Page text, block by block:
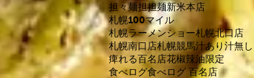
担々麺担担麺新米本店
札幌100マイル
札幌ラーメンショー札幌北口店
札幌南口店札幌競馬汁あり汁無し
痺れる百名店花椒辣油限定
食べログ食べログ 百名店